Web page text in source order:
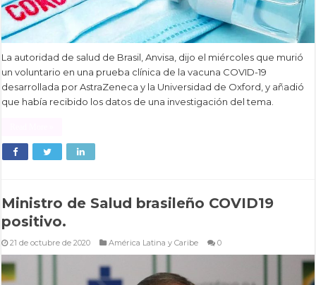
La autoridad de salud de Brasil, Anvisa, dijo el miércoles que murió
un voluntario en una prueba clínica de la vacuna COVID-19
desarrollada por AstraZeneca y la Universidad de Oxford, y añadió
que había recibido los datos de una investigación del tema.
Ministro de Salud brasileño COVID19
positivo.
21 de octubre de 2020 América Latina y Caribe 0